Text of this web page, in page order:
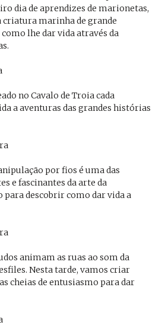
dia de aprendizes de marionetas,
marinha de grande
lhe dar vida através da
no Cavalo de Troia cada
a aventuras das grandes histórias
por fios é uma das
e fascinantes da arte da
descobrir como dar vida a
animam as ruas ao som da
Nesta tarde, vamos criar
cheias de entusiasmo para dar